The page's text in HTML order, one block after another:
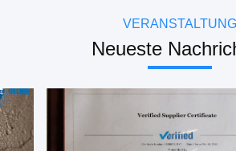
einfach arbeitssparend,
schnell, zeitsparend und.
Unsere Firma schickte
Ingenieure nicht zum
Installationsvideos und
VERANSTALTUNG
Neueste